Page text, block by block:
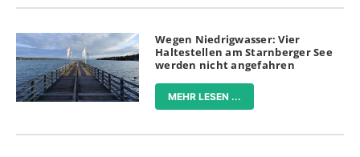
Wegen Niedrigwasser: Vier
Haltestellen am Starnberger See
werden nicht angefahren
MEHR LESEN ...